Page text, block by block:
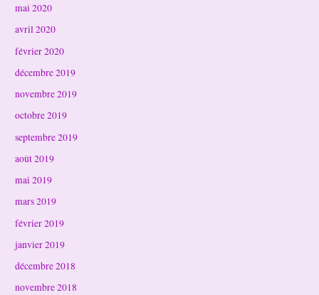
mai 2020
avril 2020
février 2020
décembre 2019
novembre 2019
octobre 2019
septembre 2019
août 2019
mai 2019
mars 2019
février 2019
janvier 2019
décembre 2018
novembre 2018